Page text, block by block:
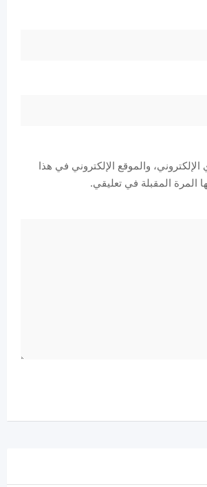
والموقع الإلكتروني في هذا
المرة المقبلة في تعليقي.